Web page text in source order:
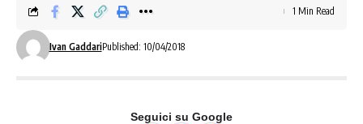
Ivan GaddariPublished: 10/04/2018
1 Min Read
Seguici su Google